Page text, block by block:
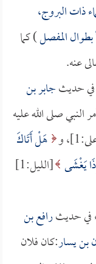
ذات البروج،
بطوال المفصل) كما
عنه.
في حديثجابر بن
النبي صلى الله عليه
و
هَلْ أَتَاكَ
يَغْشَى
[الليل:1]
في حديثرافع بن
بن يسار:كان فلان